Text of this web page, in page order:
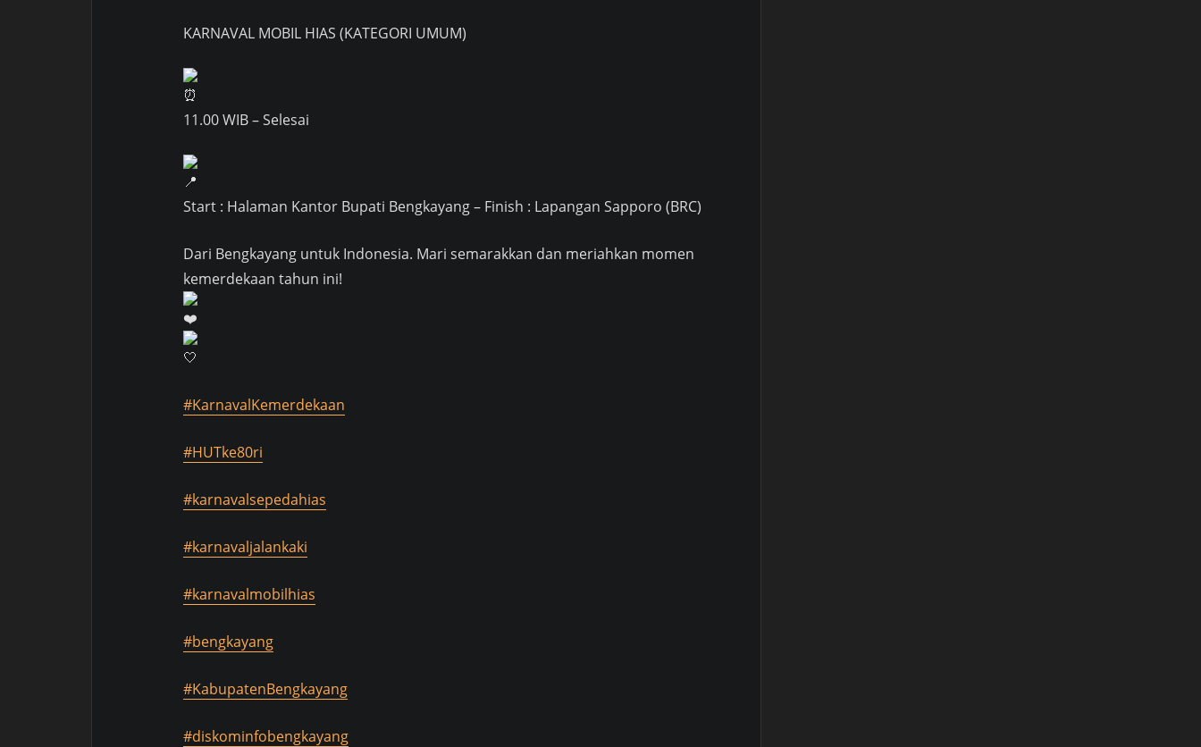
KARNAVAL MOBIL HIAS (KATEGORI UMUM)
11.00 WIB – Selesai
Start : Halaman Kantor Bupati Bengkayang – Finish : Lapangan Sapporo (BRC)
Dari Bengkayang untuk Indonesia. Mari semarakkan dan meriahkan momen
kemerdekaan tahun ini!
#KarnavalKemerdekaan
#HUTke80ri
#karnavalsepedahias
#karnavaljalankaki
#karnavalmobilhias
#bengkayang
#KabupatenBengkayang
#diskominfobengkayang